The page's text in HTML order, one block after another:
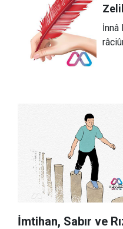
​İnnâ
İmtihan, Sabır ve